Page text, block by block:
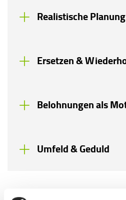
Realistische Planung
Ersetzen &
Belohnungen als
Umfeld & Geduld